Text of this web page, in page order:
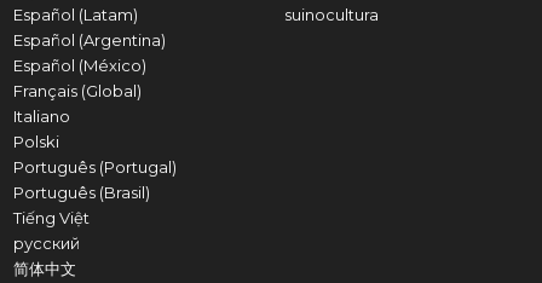
Español (Latam)
Español (Argentina)
Español (México)
Français (Global)
Italiano
Polski
Português (Portugal)
Português (Brasil)
Tiếng Việt
русский
简体中文
suinocultura